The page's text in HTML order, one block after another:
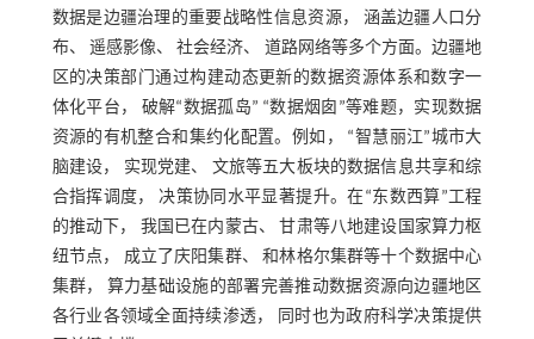
数据是边疆治理的重要战略性信息资源， 涵盖边疆人口分
布、 遥感影像、 社会经济、 道路网络等多个方面。边疆地
区的决策部门通过构建动态更新的数据资源体系和数字一
体化平台， 破解“数据孤岛” “数据烟囱”等难题，实现数据
资源的有机整合和集约化配置。例如， “智慧丽江”城市大
脑建设， 实现党建、 文旅等五大板块的数据信息共享和综
合指挥调度， 决策协同水平显著提升。在“东数西算”工程
的推动下， 我国已在内蒙古、 甘肃等八地建设国家算力枢
纽节点， 成立了庆阳集群、 和林格尔集群等十个数据中心
集群， 算力基础设施的部署完善推动数据资源向边疆地区
各行业各领域全面持续渗透， 同时也为政府科学决策提供